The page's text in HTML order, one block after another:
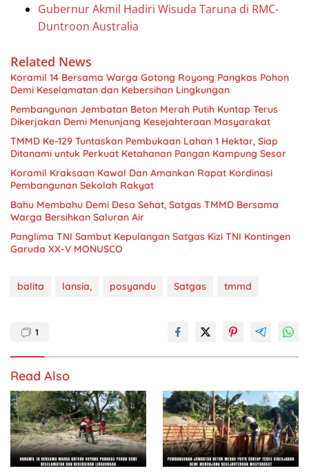
Gubernur Akmil Hadiri Wisuda Taruna di RMC-
Duntroon Australia
Related News
Koramil 14 Bersama Warga Gotong Royong Pangkas Pohon
Demi Keselamatan dan Kebersihan Lingkungan
Pembangunan Jembatan Beton Merah Putih Kuntap Terus
Dikerjakan Demi Menunjang Kesejahteraan Masyarakat
TMMD Ke-129 Tuntaskan Pembukaan Lahan 1 Hektar, Siap
Ditanami untuk Perkuat Ketahanan Pangan Kampung Sesor
Koramil Kraksaan Kawal Dan Amankan Rapat Kordinasi
Pembangunan Sekolah Rakyat
Bahu Membahu Demi Desa Sehat, Satgas TMMD Bersama
Warga Bersihkan Saluran Air
Panglima TNI Sambut Kepulangan Satgas Kizi TNI Kontingen
Garuda XX-V MONUSCO
balita lansia, posyandu Satgas tmmd
1
Read Also